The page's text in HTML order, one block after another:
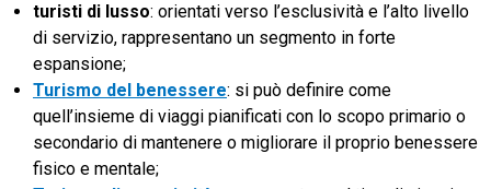
turisti di lusso: orientati verso l’esclusività e l’alto livello
di servizio, rappresentano un segmento in forte
espansione;
Turismo del benessere: si può definire come
quell’insieme di viaggi pianificati con lo scopo primario o
secondario di mantenere o migliorare il proprio benessere
fisico e mentale;